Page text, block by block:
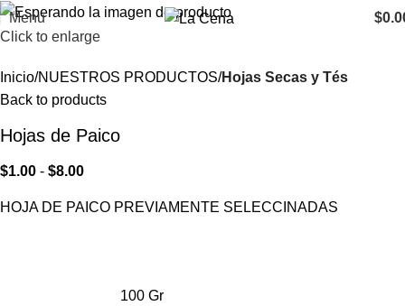
Menu $
Click to enlarge
Inicio NUESTROS PRODUCTOS Hojas Secas y Tés
Back to products
Hojas de Paico
$1.00 - $8.00
HOJA DE PAICO PREVIAMENTE SELECCINADAS
100 Gr